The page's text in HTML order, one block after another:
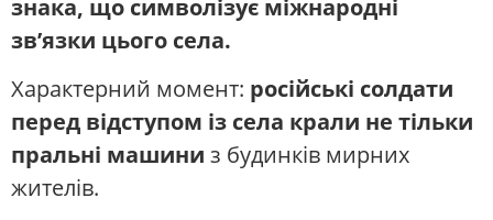
знака, що символізує міжнародні
зв’язки цього села.
Характерний момент: російські солдати
перед відступом із села крали не тільки
пральні машини з будинків мирних
жителів.